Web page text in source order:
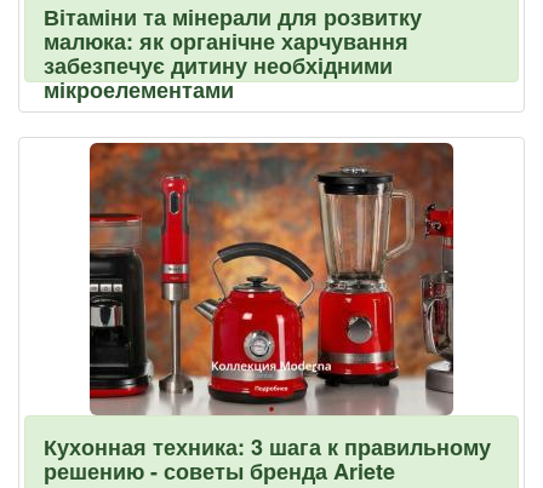
Вітаміни та мінерали для розвитку
малюка: як органічне харчування
забезпечує дитину необхідними
мікроелементами
Кухонная техника: 3 шага к правильному
решению - советы бренда Ariete